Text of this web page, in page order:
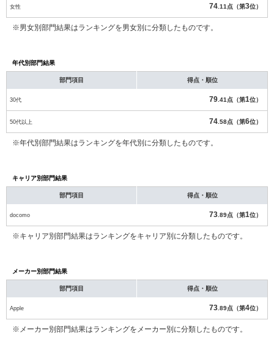
女性 74 .11点（第3位）
※男女別部門結果はランキングを男女別に分類したものです。
年代別部門結果
部門項目 得点・順位
30代 79 .41点（第1位）
50代以上 74 .58点（第6位）
※年代別部門結果はランキングを年代別に分類したものです。
キャリア別部門結果
部門項目 得点・順位
docomo 73 .89点（第1位）
※キャリア別部門結果はランキングをキャリア別に分類したものです。
メーカー別部門結果
部門項目 得点・順位
Apple 73 .89点（第4位）
※メーカー別部門結果はランキングをメーカー別に分類したものです。